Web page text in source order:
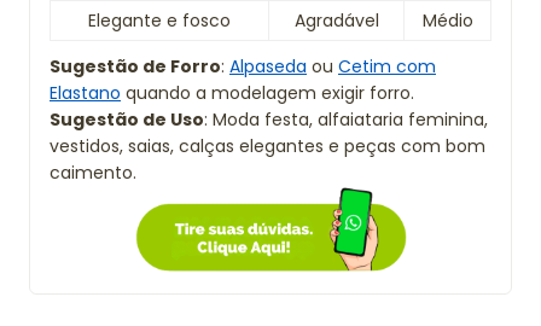
Elegante e fosco
Agradável
Médio
Sugestão de Forro: Alpaseda ou Cetim com
Elastano quando a modelagem exigir forro.
Sugestão de Uso: Moda festa, alfaiataria feminina,
vestidos, saias, calças elegantes e peças com bom
caimento.